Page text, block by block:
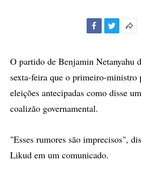
O partido de Benjamin Netanyahu
sexta-feira que o primeiro-ministro
eleições antecipadas como disse
coalizão governamental.
"Esses rumores são imprecisos",
Likud em um comunicado.